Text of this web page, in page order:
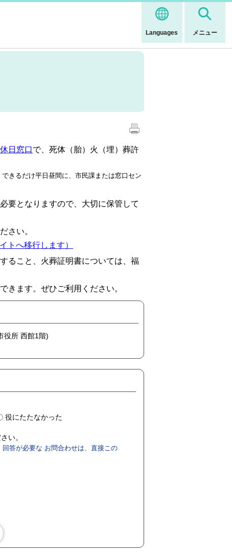
Languages メニュー
日窓口で、死体（胎）火（埋）葬許
きるだけ平日昼間に、市民課または窓口セン
要となりますので、大切に保管して
さい。
トへ移行します）
ること、火葬証明書については、福
きます。ぜひご利用ください。
役所 西館1階)
役にたたなかった
い。
回答が必要な お問合わせは、直接この